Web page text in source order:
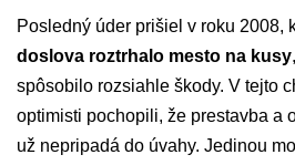
Posledný úder prišiel v roku 2008,
doslova roztrhalo mesto na kusy
spôsobilo rozsiahle škody. V tejto
optimisti pochopili, že prestavba a
už nepripadá do úvahy. Jedinou